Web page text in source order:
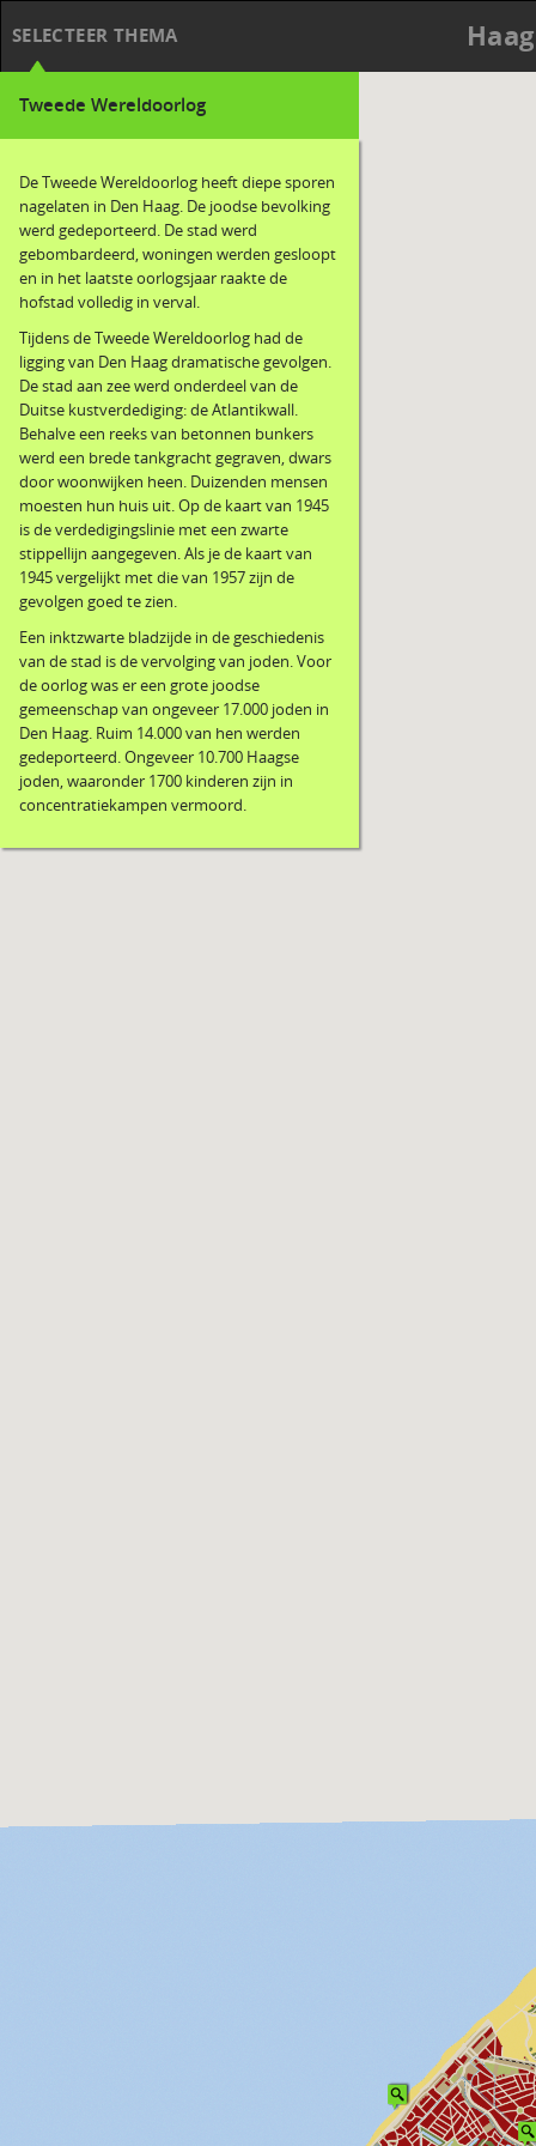
SELECTEER THEMA
Tweede Wereldoorlog
De Tweede Wereldoorlog heeft diepe sporen
nagelaten in Den Haag. De joodse bevolking
werd gedeporteerd. De stad werd
gebombardeerd, woningen werden gesloopt
en in het laatste oorlogsjaar raakte de
hofstad volledig in verval.
Tijdens de Tweede Wereldoorlog had de
ligging van Den Haag dramatische gevolgen.
De stad aan zee werd onderdeel van de
Duitse kustverdediging: de Atlantikwall.
Behalve een reeks van betonnen bunkers
werd een brede tankgracht gegraven, dwars
door woonwijken heen. Duizenden mensen
moesten hun huis uit. Op de kaart van 1945
is de verdedigingslinie met een zwarte
stippellijn aangegeven. Als je de kaart van
1945 vergelijkt met die van 1957 zijn de
gevolgen goed te zien.
Een inktzwarte bladzijde in de geschiedenis
van de stad is de vervolging van joden. Voor
de oorlog was er een grote joodse
gemeenschap van ongeveer 17.000 joden in
Den Haag. Ruim 14.000 van hen werden
gedeporteerd. Ongeveer 10.700 Haagse
joden, waaronder 1700 kinderen zijn in
concentratiekampen vermoord.